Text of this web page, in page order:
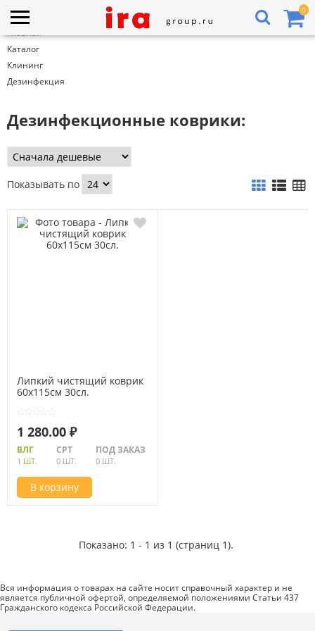
0
Главная
Каталог
Клининг
Дезинфекция
Дезинфекционные коврики:
Показывать по
Липкий чистящий коврик
60х115см 30сл.
1 280.00 ₽
ВЛГ
1 ШТ.
СРТ
0 ШТ.
ПОД ЗАКАЗ
0 ШТ.
В корзину
Показано: 1 - 1 из 1 (страниц 1).
Вся информация о товарах на сайте носит справочный характер и не
является публичной офертой, определяемой положениями Статьи 437
Гражданского кодекса Российской Федерации.